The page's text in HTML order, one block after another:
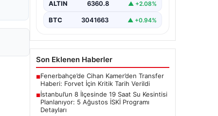
çalışmaları kapsamında…
ALTIN 6360.8 ▲ +2.08%
BTC 3041663 ▲ +0.94%
Son Eklenen Haberler
■Fenerbahçe’de Cihan Kamer’den Transfer
Haberi: Forvet İçin Kritik Tarih Verildi
■İstanbul’un 8 İlçesinde 19 Saat Su Kesintisi
Planlanıyor: 5 Ağustos İSKİ Programı
Detayları